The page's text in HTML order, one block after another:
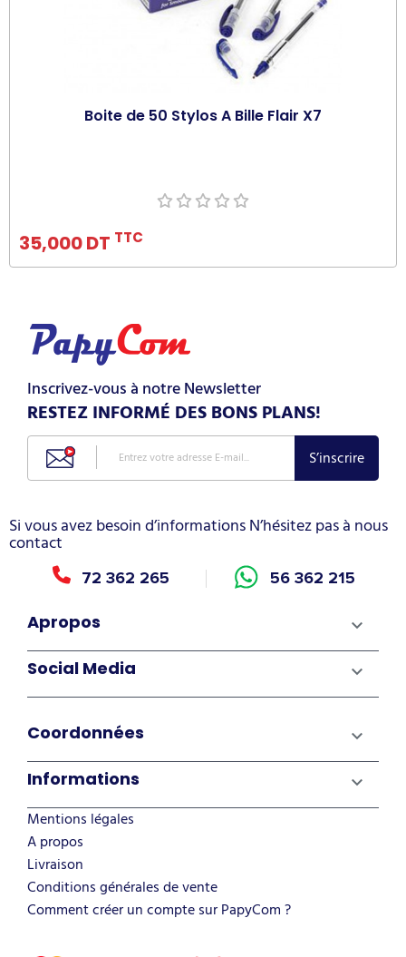
Boite de 50 Stylos A Bille Flair X7
35,000 DT TTC
Inscrivez-vous à notre Newsletter
RESTEZ INFORMÉ DES BONS PLANS!
Si vous avez besoin d’informations N’hésitez pas à nous
contact
72 362 265 56 362 215
Apropos 
Social Media 
Coordonnées 
Informations 
Livraison
Mentions légales
A propos
Conditions générales de vente
Comment créer un compte sur PapyCom ?